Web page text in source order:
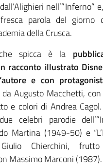
nell’”Inferno”
parola del giorno
della Crusca.
spicca è la
racconto illustrato
e con
Augusto Macchetti,
e colori di Andrea
celebri parodie
Martina (1949-50) e
Chierchini,
Massimo Marconi (1987).